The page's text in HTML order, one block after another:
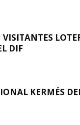
DIF
KERMÉS